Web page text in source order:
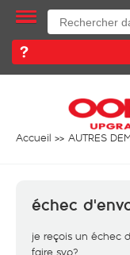
Accueil AUTRES
échec
je reçois un échec
faire svp?